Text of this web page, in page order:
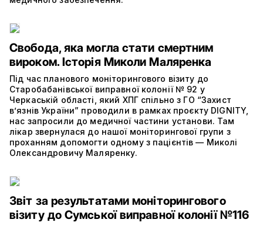
Свобода, яка могла стати смертним
вироком. Історія Миколи Маляренка
Під час планового моніторингового візиту до
Старобабанівської виправної колонії № 92 у
Черкаській області, який ХПГ спільно з ГО “Захист
в’язнів України” проводили в рамках проєкту DIGNITY,
нас запросили до медичної частини установи. Там
лікар звернулася до нашої моніторингової групи з
проханням допомогти одному з пацієнтів — Миколі
Олександровичу Маляренку.
Звіт за результатами моніторингового
візиту до Сумської виправної колонії №116